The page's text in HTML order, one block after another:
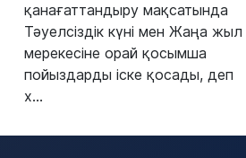
қанағаттандыру мақсатында
Тәуелсіздік күні мен Жаңа жыл
мерекесіне орай қосымша
пойыздарды іске қосады, деп
х...